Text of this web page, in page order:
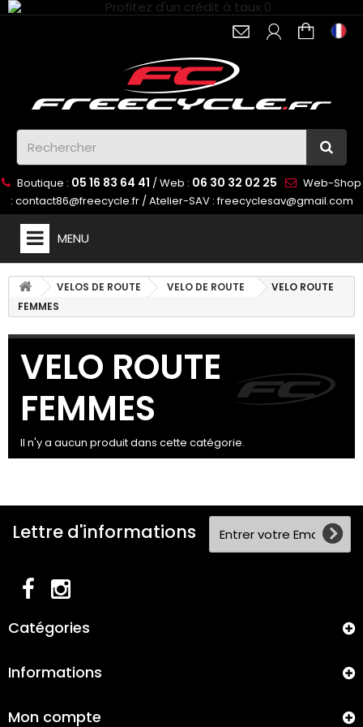
Boutique : 05 16 83 64 41 / Web : 06 30 32 02 25
Web-Shop
: contact86@freecycle.fr/ Atelier-SAV :freecyclesav@gmail.com
MENU
VELOS DE ROUTE VELO DE ROUTE
VELO ROUTE
FEMMES
VELO ROUTE
FEMMES
Il n'y a aucun produit dans cette catégorie.
Lettre d'informations
Catégories
Informations
Mon compte